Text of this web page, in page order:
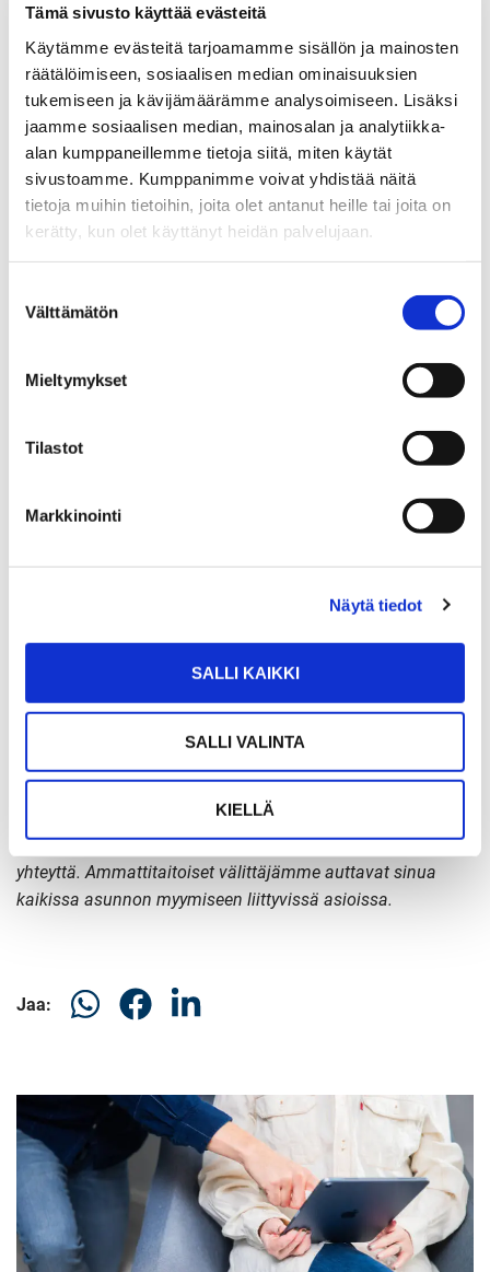
Tämä sivusto käyttää evästeitä
Käytämme evästeitä tarjoamamme sisällön ja mainosten
räätälöimiseen, sosiaalisen median ominaisuuksien
tukemiseen ja kävijämäärämme analysoimiseen. Lisäksi
jaamme sosiaalisen median, mainosalan ja analytiikka-
alan kumppaneillemme tietoja siitä, miten käytät
sivustoamme. Kumppanimme voivat yhdistää näitä
tietoja muihin tietoihin, joita olet antanut heille tai joita on
kerätty, kun olet käyttänyt heidän palvelujaan.
valinta
Välttämätön
Mieltymykset
Tilastot
Markkinointi
Näytä tiedot
SALLI KAIKKI
SALLI VALINTA
KIELLÄ
kotisi myyntikunnossa? Kiinteistönvälittäjä on hyvä
remonttia. ”Tavoitteena on saada asiakkaalle paras
markkinahinta myytävästä kohteesta. Stailaus voi auttaa
myynnissä, mutta joskus kunnon siivous tai vaikka vain
kylpyhuoneen tehopesu riittää”, Sarin kuvailee.
Hyvät kuvat kohteesta sujuvoittavat asuntokauppaa.
”Valokuvissa joskus näkyy, että asunnossa on paljon
tavaraa. Mieluummin vähän tavaroita kuvissa ja siisti
Mistä löytyy myytäviä kohteita?
Kiinteistönvälittäjät eivät odota, että taivaalta tupsahtaa
aktiivinen. ”Olen noin 20 vuotta kouluttanut
kiinteistönvälittäjiä ja painotan aina sitä, että tekemistä
Asuntoesittelyissä myös kohdataan paljon asiakkaita, joille
tarjotaan välittäjän palveluita. ”Kiinteistönvälitys perustuu
välittäjän ja asiakkaan luottamukseen. Joskus ilman
välittäjää tehty asuntokauppa voi tulla kalliiksi
asuntokaupoilla”, toteaa Markus Itkonen.
Kun asunnon ostaminen tulee ajankohtaiseksi, ota meihin
yhteyttä. Ammattitaitoiset välittäjämme auttavat sinua
kaikissa asunnon myymiseen liittyvissä asioissa.
Jaa:
Jaa
WhatsApissa
Jaa
Facebookissa
Jaa